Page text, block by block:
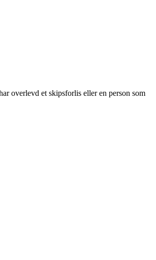
overlevd et skipsforlis eller en person som